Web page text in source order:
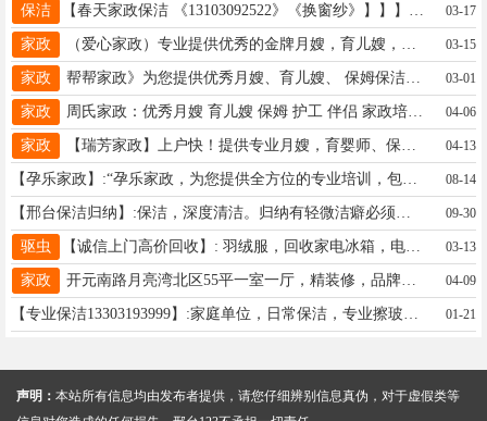
保洁 03-17
家政 03-15
家政 帮帮家政》为您提供优秀月嫂、育儿嫂、 保姆保洁、护工、伴侣婚介，家政培训证书，招加盟，电话 15030988642微同 03-01
家政 周氏家政：优秀月嫂 育儿嫂 保姆 护工 伴侣 家政培训证书 婚介 招加盟，登记房源代办过户贷款17832192952微同 04-06
家政 04-13
08-14
09-30
驱虫 【诚信上门高价回收】: 羽绒服，回收家电冰箱，电脑，电视，洗衣机，热水器，摩托车，三轮车，电动车，暖气片。回收空调，挂式空调，柜式空调，中央空调，窗机空调，移动空调。回收旧家具，旧沙发，旧衣柜，旧床，清理旧家具，清理木头家具，清理木制地板，回收旧门窗，塑钢门窗，铝合金门窗，断桥铝门窗，拆卸各种门窗一切废旧物资回收办公家具，网吧清空，饭店用品，桌椅板凳，厨房用品，制冷设备，拆除门窗，0319-3826650 13229890839微信同步 地址、电话：开元路18333985418 地址、电话：13229890839 03-13
家政 开元南路月亮湾北区55平一室一厅，精装修，品牌家具家电齐全，18632969522 04-09
01-21
声明： 本站所有信息均由发布者提供，请您仔细辨别信息真伪，对于虚假类等